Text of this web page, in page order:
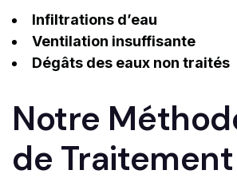
Infiltrations d’eau
Ventilation insuffisante
Dégâts des eaux non traités
Notre
de Traitement